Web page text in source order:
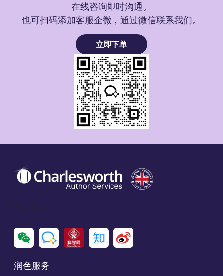
在线咨询即时沟通。
也可扫码添加客服企微，通过微信联系我们。
立即下单
Social Icon
润色服务